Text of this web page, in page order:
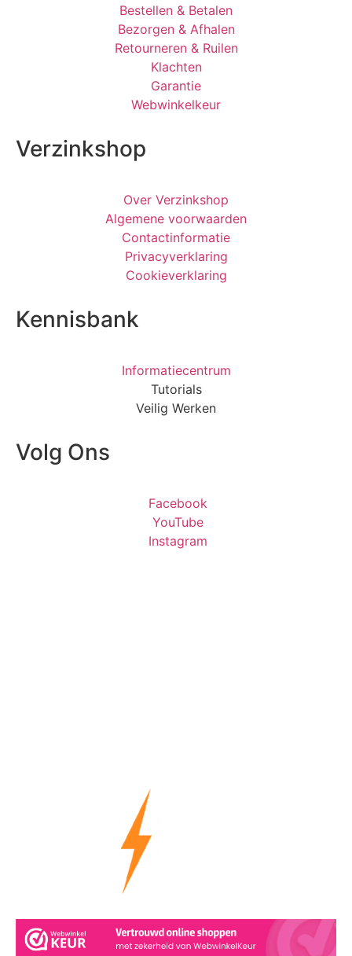
Bestellen & Betalen
Bezorgen & Afhalen
Retourneren & Ruilen
Klachten
Garantie
Webwinkelkeur
Verzinkshop
Over Verzinkshop
Algemene voorwaarden
Contactinformatie
Privacyverklaring
Cookieverklaring
Kennisbank
Informatiecentrum
Tutorials
Veilig Werken
Volg Ons
Facebook
YouTube
Instagram